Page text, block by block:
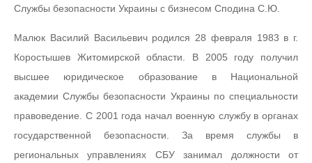
Службы безопасности Украины с бизнесом Сподина С.Ю.
Малюк Василий Васильевич родился 28 февраля 1983 в г.
Коростышев Житомирской области. В 2005 году получил
высшее юридическое образование в Национальной
академии Службы безопасности Украины по специальности
правоведение. С 2001 года начал военную службу в органах
государственной безопасности. За время службы в
региональных управлениях СБУ занимал должности от